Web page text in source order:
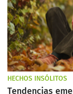
HECHOS INSÓLITOS
Tendencias